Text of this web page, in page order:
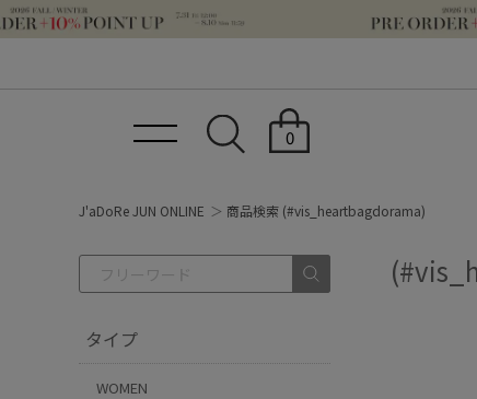
0
J'aDoRe JUN ONLINE 商品検索 (#vis_heartbagdorama)
タイプ
WOMEN